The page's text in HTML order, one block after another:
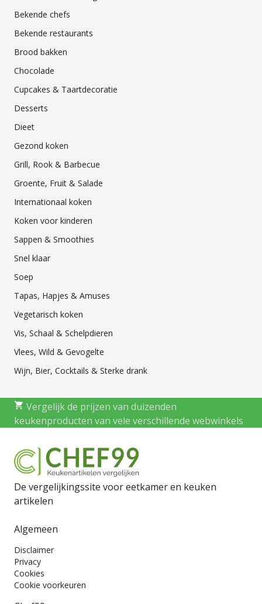
Bekende chefs
Bekende restaurants
Brood bakken
Chocolade
Cupcakes & Taartdecoratie
Desserts
Dieet
Gezond koken
Grill, Rook & Barbecue
Groente, Fruit & Salade
Internationaal koken
Koken voor kinderen
Sappen & Smoothies
Snel klaar
Soep
Tapas, Hapjes & Amuses
Vegetarisch koken
Vis, Schaal & Schelpdieren
Vlees, Wild & Gevogelte
Wijn, Bier, Cocktails & Sterke drank
Vergelijk de prijzen van duizenden
keukenproducten van vele verschillende webwinkels
De vergelijkingssite voor eetkamer en keuken
artikelen
Algemeen
Disclaimer
Privacy
Cookies
Cookie voorkeuren